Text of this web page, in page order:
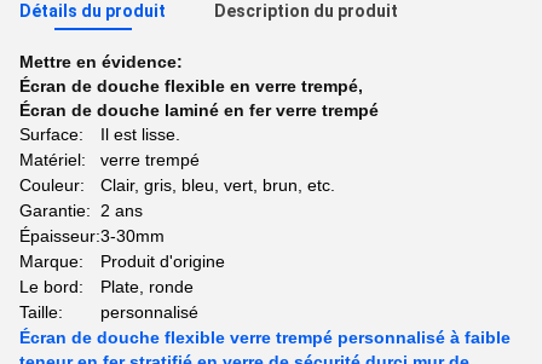
Détails du produit Description du produit
Mettre en évidence:
Écran de douche flexible en verre trempé,
Écran de douche laminé en fer verre trempé
Surface:
Il est lisse.
Matériel:
verre trempé
Couleur:
Clair, gris, bleu, vert, brun, etc.
Garantie:
2 ans
Épaisseur:3-30mm
Marque:
Produit d'origine
Le bord:
Plate, ronde
Taille:
personnalisé
Écran de douche flexible verre trempé personnalisé à faible